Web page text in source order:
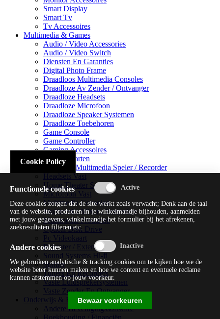
Smart Display
Smart Tv
Tv Accessoires
Multimedia & Games
Audio / Video Accessories
Audio / Video Switch
Diensten En Garanties
Digital Photo Frame
Draadloos Multimedia Consoles
Draadloze Av Zender / Ontvanger
Draadloze Headsets
Draadloze Microfoon
Draadloze Speaker Systemen
Draadloze Toebehoren
Game Console
Game Controller
Gaming Accessoires
Geluidskaarten
Handheld Multimedia Speler / Recorder
Headsets Vast
Home Theater Systems
Microfoon Vast
Multimedia Consoles
Multimedia Mixer / Versterker
Multimedia Productie
Optical Disk Drive
Pc Videokaart
Repeater / Extender
Sound Systems Hi-fi
Splitter
Tuners En Recorders
Vaste Luidsprekersystemen
Vaste Zender En Ontvanger
Onderwijs & Recreatie
Andere Beveiligingssoftware
Cookie Policy
Functionele cookies
Deze cookies zorgen dat de site werkt zoals verwacht; Denk aan de taal
van de website, producten in je winkelmandje bijhouden, aanmelden
met jouw gegevens, winkelmandje het formulier bij het afrekenen,
zoekresultaten filteren etc.
Andere cookies
We gebruiken analytische & tracking cookies om te kijken hoe we de
website beter kunnen maken en hoe we content en eventuele reclame
kunnen afstemmen op jouw voorkeur.
Bewaar voorkeuren